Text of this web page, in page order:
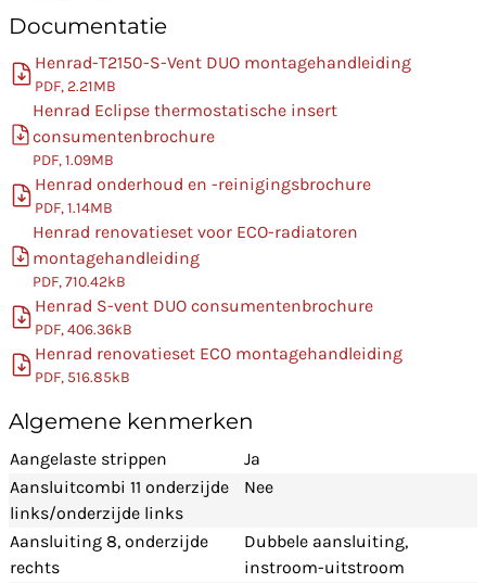
Documentatie
Henrad-T2150-S-Vent DUO montagehandleiding
PDF, 2.21MB
Henrad Eclipse thermostatische insert
consumentenbrochure
PDF, 1.09MB
Henrad onderhoud en -reinigingsbrochure
PDF, 1.14MB
Henrad renovatieset voor ECO-radiatoren
montagehandleiding
PDF, 710.42kB
Henrad S-vent DUO consumentenbrochure
PDF, 406.36kB
Henrad renovatieset ECO montagehandleiding
PDF, 516.85kB
Algemene kenmerken
Aangelaste strippen
Ja
Aansluitcombi 11 onderzijde
links/onderzijde links
Nee
Aansluiting 8, onderzijde
rechts
Dubbele aansluiting,
instroom-uitstroom